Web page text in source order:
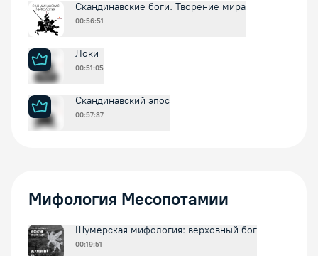
Скандинавские боги. Творение мира
00:56:51
Локи
00:51:05
Скандинавский эпос
00:57:37
Мифология Месопотамии
Шумерская мифология: верховный бог
00:19:51